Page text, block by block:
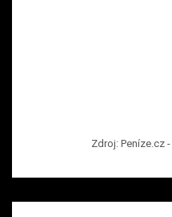
Zdroj: Peníze.cz -